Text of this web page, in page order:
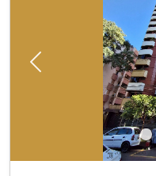
Previous